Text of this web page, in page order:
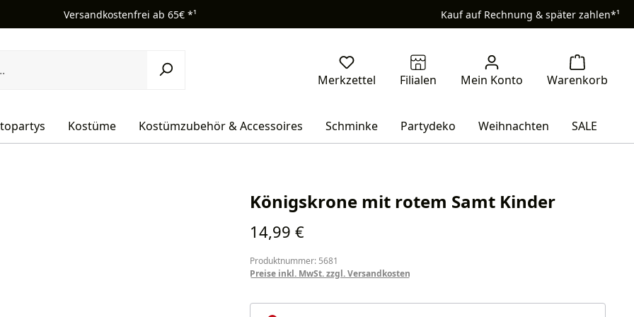
Versandkostenfrei ab 65€ *¹ Kauf auf Rechnung & später zahlen*¹
Kostüme Kostümzubehör & Accessoires Schminke Partydeko Weihnachten SALE
Königskrone mit rotem Samt Kinder
Regulärer Preis:
14,99 €
Produktnummer: 5681
Preise inkl. MwSt. zzgl. Versandkosten